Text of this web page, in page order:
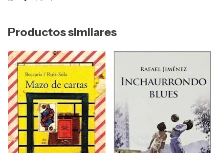
Productos similares